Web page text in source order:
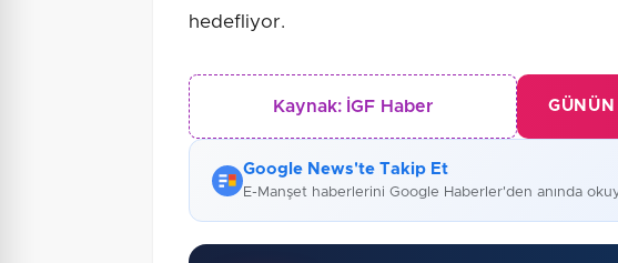
hedefliyor.
Kaynak: İGF Haber GÜNÜN
Google News'te Takip Et
E-Manşet haberlerini Google Haberler'den anında